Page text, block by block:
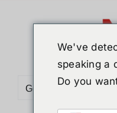
Go to...
We've
speaking a
Do you